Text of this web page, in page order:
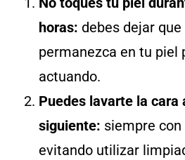
horas: debes dejar
permanezca en tu piel
actuando.
Puedes lavarte la cara
siguiente: siempre
evitando utilizar